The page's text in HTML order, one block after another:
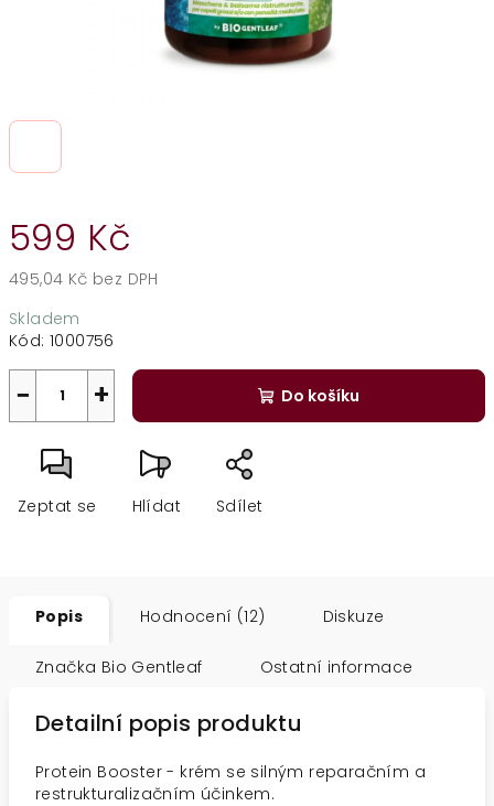
599 Kč
495,04 Kč bez DPH
cena:
Skladem
Kód: 1000756
+
− Do košíku
Zeptat se Hlídat Sdílet
Popis Hodnocení (12) Diskuze
Značka Bio Gentleaf Ostatní informace
Detailní popis produktu
Protein Booster - krém se silným reparačním a
restrukturalizačním účinkem.